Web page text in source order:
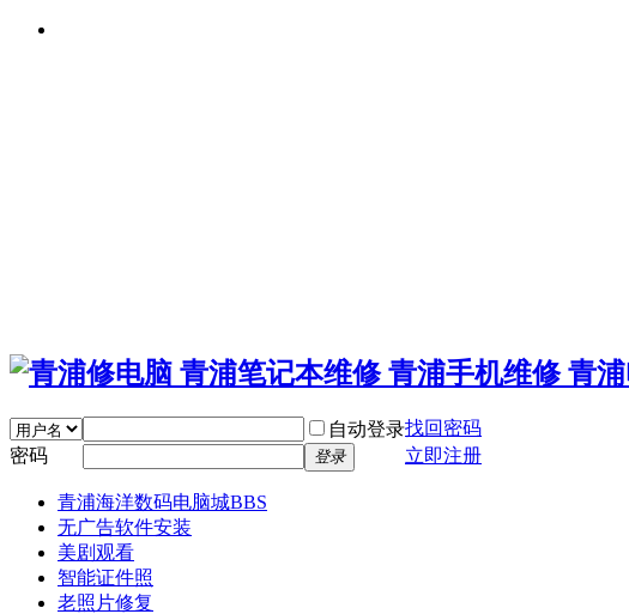
自动登录找回密码
密码
登录 立即注册
青浦海洋数码电脑城BBS
无广告软件安装
美剧观看
智能证件照
老照片修复